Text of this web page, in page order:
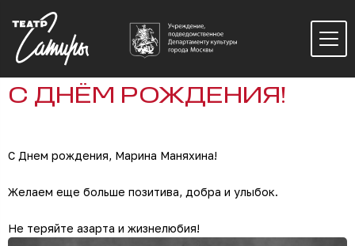
С ДНЁМ РОЖДЕНИЯ!
С Днем рождения, Марина Маняхина!
Желаем еще больше позитива, добра и улыбок.
Не теряйте азарта и жизнелюбия!